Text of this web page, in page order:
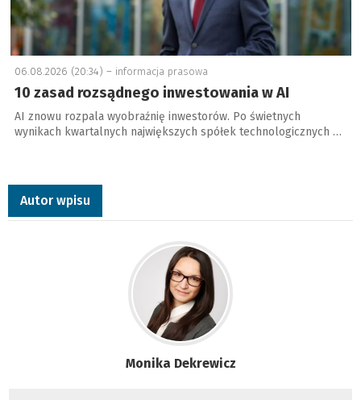
06.08.2026 (20:34) – informacja prasowa
10 zasad rozsądnego inwestowania w AI
AI znowu rozpala wyobraźnię inwestorów. Po świetnych
wynikach kwartalnych największych spółek technologicznych …
Autor wpisu
Monika Dekrewicz